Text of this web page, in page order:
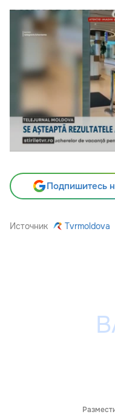
Подпишитесь
Источник Tvrmoldova